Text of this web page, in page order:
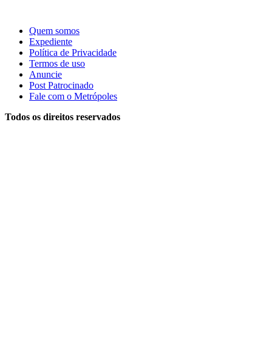
Quem somos
Expediente
Política de Privacidade
Termos de uso
Anuncie
Post Patrocinado
Fale com o Metrópoles
Todos os direitos reservados